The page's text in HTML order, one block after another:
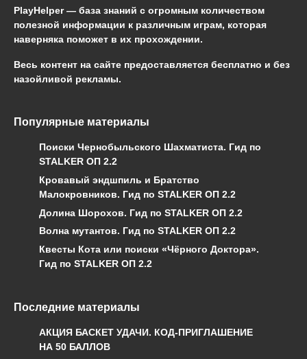
PlayHelper — база знаний с огромным количеством
полезной информации к различным играм, которая
наверняка поможет в их прохождении.
Весь контент на сайте предоставляется бесплатно и без
назойливой рекламы.
Популярные материалы
Поиски Чернобыльского Шахматиста. Гид по
STALKER ОП 2.2
Кровавый эндшпиль и Братство
Малокровников. Гид по STALKER ОП 2.2
Долина Шорохов. Гид по STALKER ОП 2.2
Волна мутантов. Гид по STALKER ОП 2.2
Квесты Кота или поиски «Чёрного Доктора».
Гид по STALKER ОП 2.2
Последние материалы
АКЦИЯ БАСКЕТ УДАЧИ. КОД-ПРИГЛАШЕНИЕ
НА 50 БАЛЛОВ